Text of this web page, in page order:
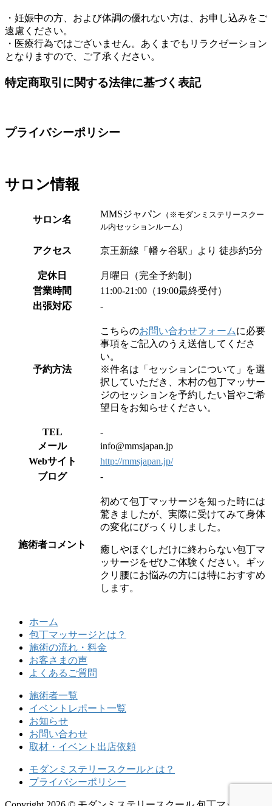
・妊娠中の方、および体調の優れない方は、お申し込みをご
遠慮ください。
・医療行為ではございません。あくまでもリラクゼーション
となりますので、ご了承ください。
特定商取引に関する法律に基づく表記
プライバシーポリシー
サロン情報
サロン名
MMSジャパン （※モダンミステリースクー
ル内セッションルーム）
アクセス 京王新線「幡ヶ谷駅」より 徒歩約5分
定休日
月曜日（完全予約制）
営業時間
11:00-21:00（19:00最終受付）
出張対応
-
予約方法
こちらのお問い合わせフォームに必要
事項をご記入のうえ送信してくださ
い。
※件名は「セッションについて」を選
択していただき、木村の包丁マッサー
ジのセッションを予約したい旨やご希
望日をお知らせください。
TEL
-
メール
info@mmsjapan.jp
Webサイト
http://mmsjapan.jp/
ブログ
-
施術者コメント
初めて包丁マッサージを知った時には
驚きましたが、実際に受けてみて身体
の変化にびっくりしました。
癒しやほぐしだけに終わらない包丁マ
ッサージをぜひご体験ください。ギッ
クリ腰にお悩みの方には特におすすめ
します。
ホーム
包丁マッサージとは？
施術の流れ・料金
お客さまの声
よくあるご質問
施術者一覧
イベントレポート一覧
お知らせ
お問い合わせ
取材・イベント出店依頼
モダンミステリースクールとは？
プライバシーポリシー